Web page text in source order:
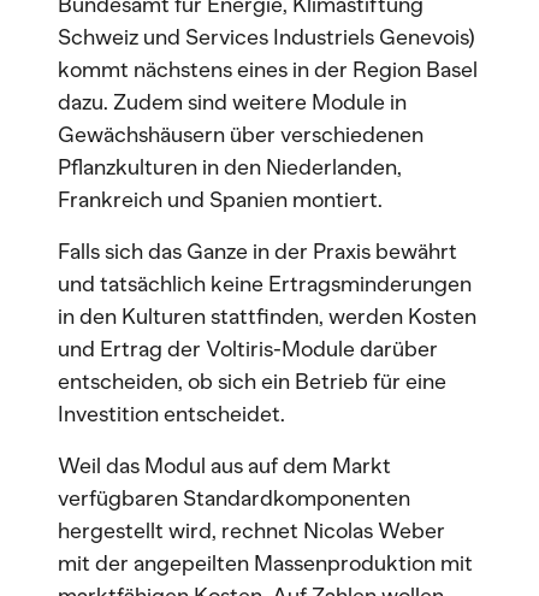
Schweiz und Services Industriels Genevois)
kommt nächstens eines in der Region Basel
dazu. Zudem sind weitere Module in
Gewächshäusern über verschiedenen
Pflanzkulturen in den Niederlanden,
Frankreich und Spanien montiert.
Falls sich das Ganze in der Praxis bewährt
und tatsächlich keine Ertragsminderungen
in den Kulturen stattfinden, werden Kosten
und Ertrag der Voltiris-Module darüber
entscheiden, ob sich ein Betrieb für eine
Investition entscheidet.
Weil das Modul aus auf dem Markt
verfügbaren Standardkomponenten
hergestellt wird, rechnet Nicolas Weber
mit der angepeilten Massenproduktion mit